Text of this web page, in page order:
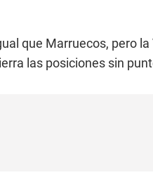
que Marruecos, pero
las posiciones sin